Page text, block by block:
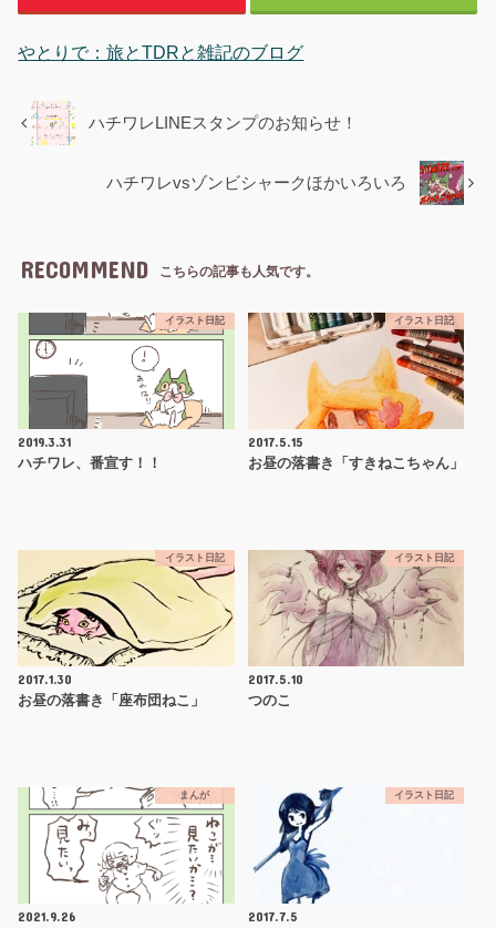
やとりで：旅とTDRと雑記のブログ
ハチワレLINEスタンプのお知らせ！
ハチワレvsゾンビシャークほかいろいろ
RECOMMEND こちらの記事も人気です。
イラスト日記
2019.3.31
ハチワレ、番宣す！！
イラスト日記
2017.5.15
お昼の落書き「すきねこちゃん」
イラスト日記
2017.1.30
お昼の落書き「座布団ねこ」
イラスト日記
2017.5.10
つのこ
まんが
2021.9.26
イラスト日記
2017.7.5